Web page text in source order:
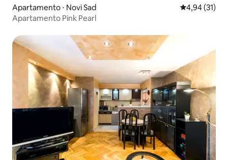
Apartamento ⋅ Novi Sad 4,94 de uma
4,94 (31)
Apartamento Pink Pearl